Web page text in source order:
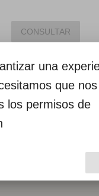
CONSULTAR
una
que nos
los permisos de